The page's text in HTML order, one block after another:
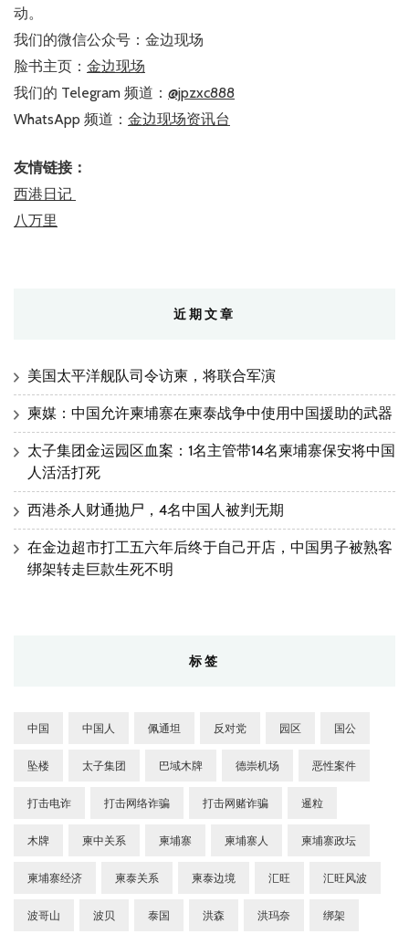
动。
我们的微信公众号：金边现场
脸书主页： 金边现场
我们的 Telegram 频道： @jpzxc888
WhatsApp 频道： 金边现场资讯台
友情链接：
西港日记
八万里
近期文章
美国太平洋舰队司令访柬，将联合军演
柬媒：中国允许柬埔寨在柬泰战争中使用中国援助的武器
太子集团金运园区血案：1名主管带14名柬埔寨保安将中国
人活活打死
西港杀人财通抛尸，4名中国人被判无期
在金边超市打工五六年后终于自己开店，中国男子被熟客
绑架转走巨款生死不明
标签
中国 中国人 佩通坦 反对党 园区 国公
坠楼 太子集团 巴域木牌 德崇机场 恶性案件
打击电诈 打击网络诈骗 打击网赌诈骗 暹粒
木牌 柬中关系 柬埔寨 柬埔寨人 柬埔寨政坛
柬埔寨经济 柬泰关系 柬泰边境 汇旺 汇旺风波
波哥山 波贝 泰国 洪森 洪玛奈 绑架